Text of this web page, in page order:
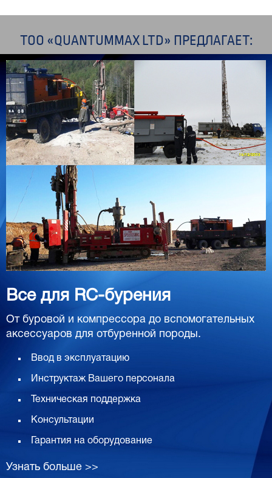
ТОО «QUANTUMMAX LTD» ПРЕДЛАГАЕТ:
Все для RC-бурения
От буровой и компрессора до вспомогательных
аксессуаров для отбуренной породы.
Ввод в эксплуатацию
Инструктаж Вашего персонала
Техническая поддержка
Консультации
Гарантия на оборудование
Узнать больше >>